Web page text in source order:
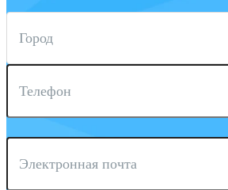
Город
Телефон
Электронная почта